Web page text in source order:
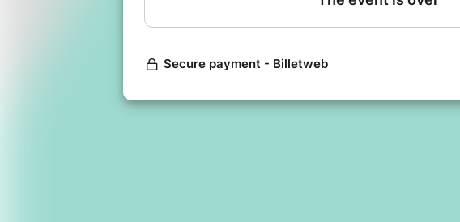
Elle permet enfin de réfléchir sur les pratiques de
Une partie du jeu consiste à prendre connaissance
seconde partie de débrief et d’échanges suivra.